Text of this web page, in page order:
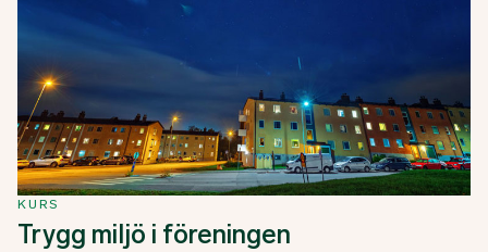
KURS
Trygg miljö i föreningen